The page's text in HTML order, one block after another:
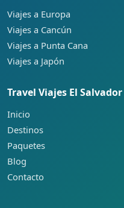
Viajes a Europa
Viajes a Cancún
Viajes a Punta Cana
Viajes a Japón
Travel Viajes El Salvador
Inicio
Destinos
Paquetes
Blog
Contacto